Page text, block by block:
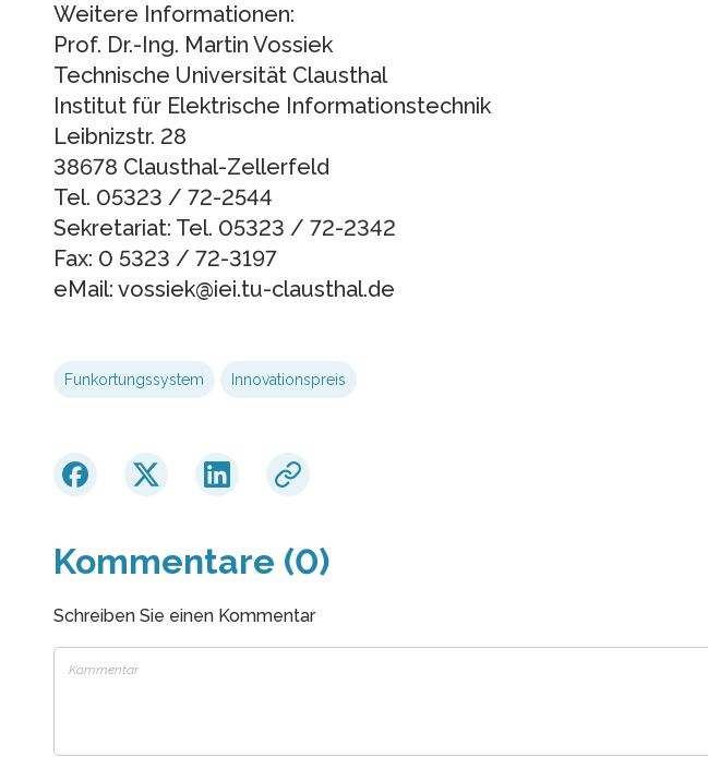
Weitere Informationen:
Prof. Dr.-Ing. Martin Vossiek
Technische Universität Clausthal
Institut für Elektrische Informationstechnik
Leibnizstr. 28
38678 Clausthal-Zellerfeld
Tel. 05323 / 72-2544
Sekretariat: Tel. 05323 / 72-2342
Fax: 0 5323 / 72-3197
eMail: vossiek@iei.tu-clausthal.de
Funkortungssystem Innovationspreis
Kommentare (0)
Schreiben Sie einen Kommentar